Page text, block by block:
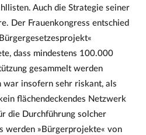
Auch die Strategie seiner
Der Frauenkongress entschied
dass mindestens 100.000
gesammelt werden
war insofern sehr riskant, als
flächendeckendes Netzwerk
die Durchführung solcher
werden »Bürgerprojekte« von